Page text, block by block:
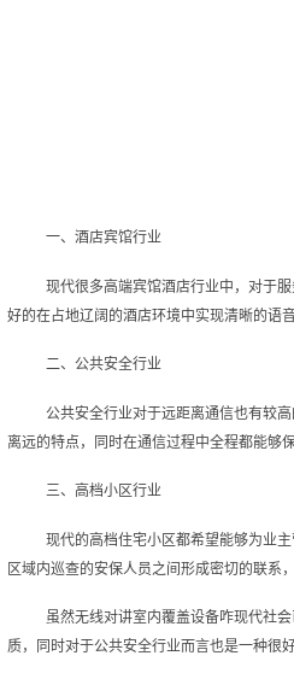
一、酒店宾馆行业
现代很多高端宾馆酒店行业中，对于
好的在占地辽阔的酒店环境中实现清晰的语
二、公共安全行业
公共安全行业对于远距离通信也有较
离远的特点，同时在通信过程中全程都能够
三、高档小区行业
现代的高档住宅小区都希望能够为业
区域内巡查的安保人员之间形成密切的联系
虽然无线对讲室内覆盖设备咋现代社
质，同时对于公共安全行业而言也是一种很